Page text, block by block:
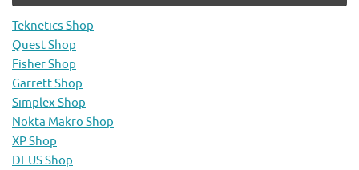
Teknetics Shop
Quest Shop
Fisher Shop
Garrett Shop
Simplex Shop
Nokta Makro Shop
XP Shop
DEUS Shop